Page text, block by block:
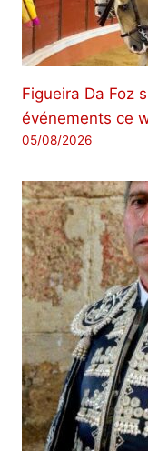
Figueira Da Foz
événements ce
05/08/2026